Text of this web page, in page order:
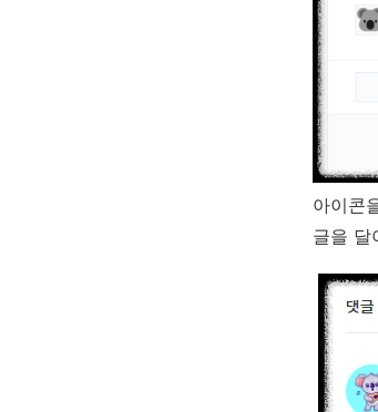
아이콘
글을 달